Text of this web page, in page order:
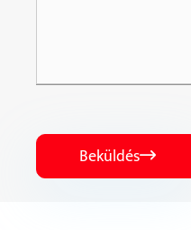
Beküldés